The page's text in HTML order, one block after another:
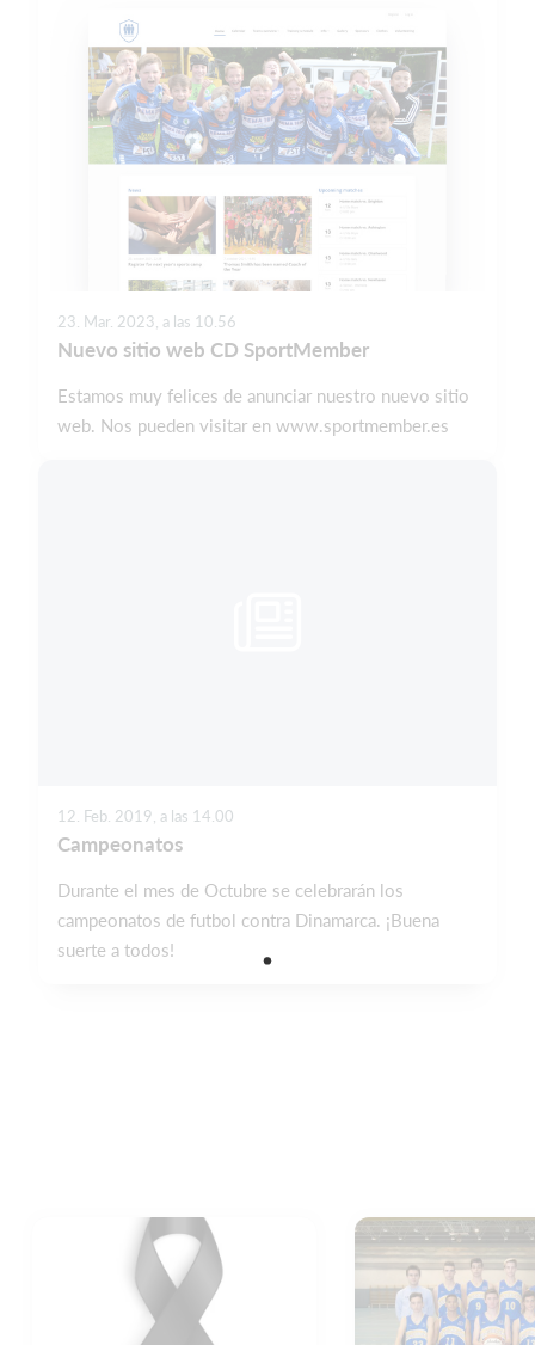
23. Mar. 2023, a las 10.56
Nuevo sitio web CD SportMember
Estamos muy felices de anunciar nuestro nuevo sitio
web. Nos pueden visitar en www.sportmember.es
12. Feb. 2019, a las 14.00
Campeonatos
Durante el mes de Octubre se celebrarán los
campeonatos de futbol contra Dinamarca. ¡Buena
suerte a todos!